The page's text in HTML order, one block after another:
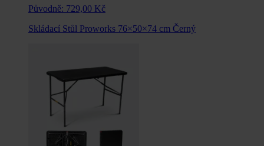
Původně: 729,00 Kč
Skládací Stůl Proworks 76×50×74 cm Černý